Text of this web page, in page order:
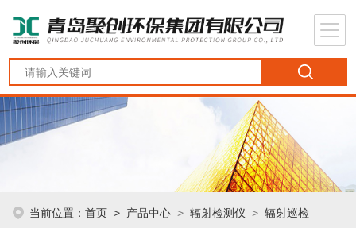
当前位置：首页 > 产品中心 >辐射检测仪 >辐射巡检